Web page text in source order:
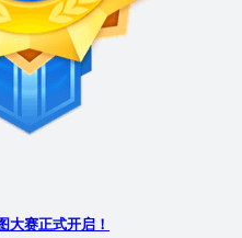
大赛正式开启！